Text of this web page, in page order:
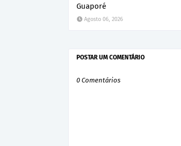
Guaporé
Agosto 06, 2026
POSTAR UM COMENTÁRIO
0 Comentários